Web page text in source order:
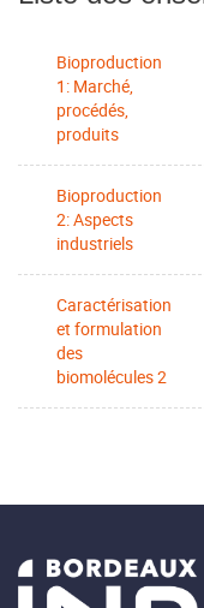
Bioproduction
1: Marché,
procédés,
produits
Bioproduction
2: Aspects
industriels
Caractérisation
et formulation
des
biomolécules 2